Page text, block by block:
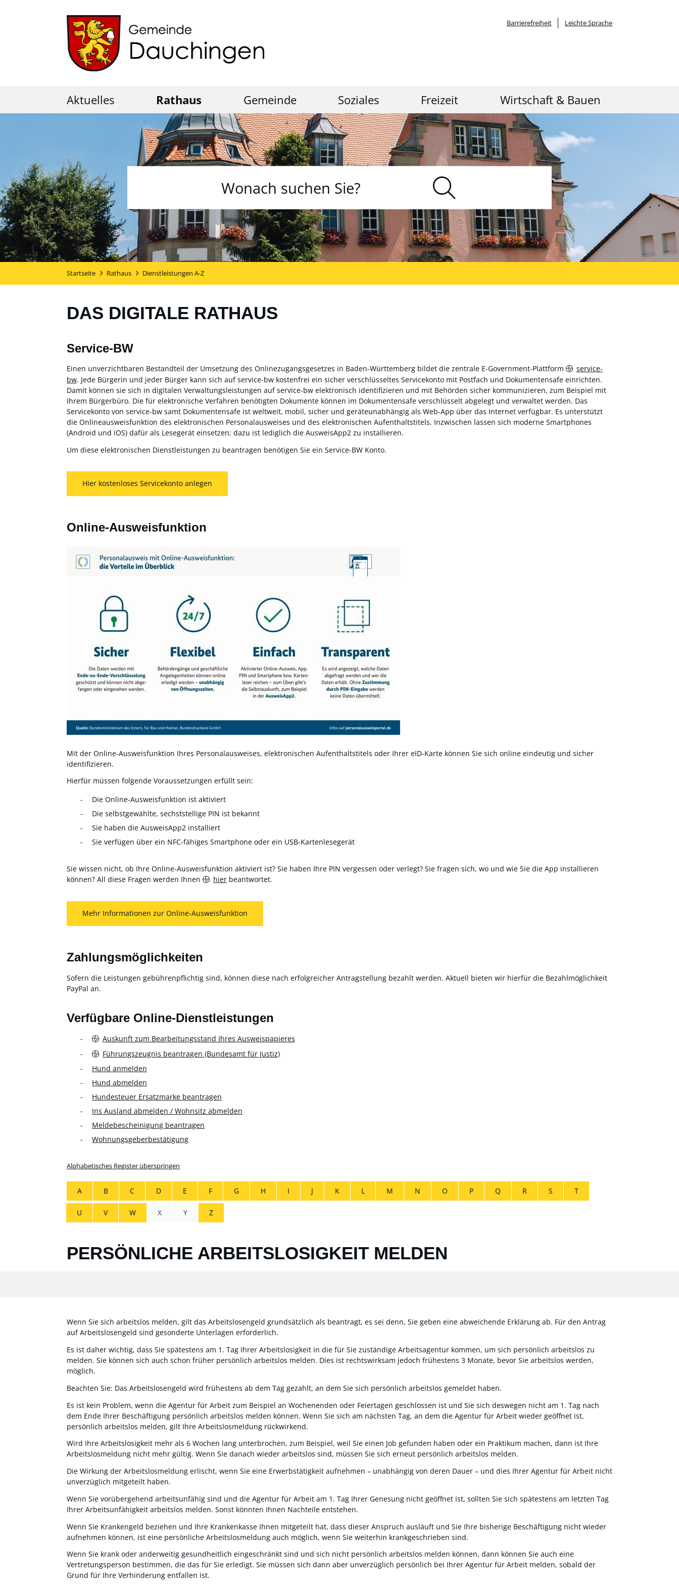
Barrierefreiheit Leichte Sprache
Aktuelles Rathaus Gemeinde Soziales Freizeit Wirtschaft & Bauen
Startseite Rathaus Dienstleistungen A-Z
DAS DIGITALE RATHAUS
Service-BW
Einen unverzichtbaren Bestandteil der Umsetzung des Onlinezugangsgesetzes in Baden-Württemberg bildet die zentrale E-Government-Plattform
service-
bw. Jede Bürgerin und jeder Bürger kann sich auf service-bw kostenfrei ein sicher verschlüsseltes Servicekonto mit Postfach und Dokumentensafe einrichten.
Damit können sie sich in digitalen Verwaltungsleistungen auf service-bw elektronisch identifizieren und mit Behörden sicher kommunizieren, zum Beispiel mit
Ihrem Bürgerbüro. Die für elektronische Verfahren benötigten Dokumente können im Dokumentensafe verschlüsselt abgelegt und verwaltet werden. Das
Servicekonto von service-bw samt Dokumentensafe ist weltweit, mobil, sicher und geräteunabhängig als Web-App über das Internet verfügbar. Es unterstützt
die Onlineausweisfunktion des elektronischen Personalausweises und des elektronischen Aufenthaltstitels. Inzwischen lassen sich moderne Smartphones
(Android und iOS) dafür als Lesegerät einsetzen; dazu ist lediglich die AusweisApp2 zu installieren.
Um diese elektronischen Dienstleistungen zu beantragen benötigen Sie ein Service-BW Konto.
Hier kostenloses Servicekonto anlegen
Online-Ausweisfunktion
Mit der Online-Ausweisfunktion Ihres Personalausweises, elektronischen Aufenthaltstitels oder Ihrer eID-Karte können Sie sich online eindeutig und sicher
identifizieren.
Hierfür müssen folgende Voraussetzungen erfüllt sein:
Die Online-Ausweisfunktion ist aktiviert
Die selbstgewählte, sechststellige PIN ist bekannt
Sie haben die AusweisApp2 installiert
Sie verfügen über ein NFC-fähiges Smartphone oder ein USB-Kartenlesegerät
Sie wissen nicht, ob Ihre Online-Ausweisfunktion aktiviert ist? Sie haben Ihre PIN vergessen oder verlegt? Sie fragen sich, wo und wie Sie die App installieren
können? All diese Fragen werden Ihnen
hier beantwortet.
Mehr Informationen zur Online-Ausweisfunktion
Zahlungsmöglichkeiten
Sofern die Leistungen gebührenpflichtig sind, können diese nach erfolgreicher Antragstellung bezahlt werden. Aktuell bieten wir hierfür die Bezahlmöglichkeit
PayPal an.
Verfügbare Online-Dienstleistungen
Auskunft zum Bearbeitungsstand Ihres Ausweispapieres
Führungszeugnis beantragen (Bundesamt für Justiz)
Hund anmelden
Hund abmelden
Hundesteuer Ersatzmarke beantragen
Ins Ausland abmelden / Wohnsitz abmelden
Meldebescheinigung beantragen
Wohnungsgeberbestätigung
Alphabetisches Register überspringen
A B C D E F G H I J K L M N O P Q R S T
U V W X Y Z
PERSÖNLICHE ARBEITSLOSIGKEIT MELDEN
Wenn Sie sich arbeitslos melden, gilt das Arbeitslosengeld grundsätzlich als beantragt, es sei denn, Sie geben eine abweichende Erklärung ab. Für den Antrag
auf Arbeitslosengeld sind gesonderte Unterlagen erforderlich.
Es ist daher wichtig, dass Sie spätestens am 1. Tag Ihrer Arbeitslosigkeit in die für Sie zuständige Arbeitsagentur kommen, um sich persönlich arbeitslos zu
melden. Sie können sich auch schon früher persönlich arbeitslos melden. Dies ist rechtswirksam jedoch frühestens 3 Monate, bevor Sie arbeitslos werden,
möglich.
Beachten Sie: Das Arbeitslosengeld wird frühestens ab dem Tag gezahlt, an dem Sie sich persönlich arbeitslos gemeldet haben.
Es ist kein Problem, wenn die Agentur für Arbeit zum Beispiel an Wochenenden oder Feiertagen geschlossen ist und Sie sich deswegen nicht am 1. Tag nach
dem Ende Ihrer Beschäftigung persönlich arbeitslos melden können. Wenn Sie sich am nächsten Tag, an dem die Agentur für Arbeit wieder geöffnet ist,
persönlich arbeitslos melden, gilt Ihre Arbeitslosmeldung rückwirkend.
Wird Ihre Arbeitslosigkeit mehr als 6 Wochen lang unterbrochen, zum Beispiel, weil Sie einen Job gefunden haben oder ein Praktikum machen, dann ist Ihre
Arbeitslosmeldung nicht mehr gültig. Wenn Sie danach wieder arbeitslos sind, müssen Sie sich erneut persönlich arbeitslos melden.
Die Wirkung der Arbeitslosmeldung erlischt, wenn Sie eine Erwerbstätigkeit aufnehmen – unabhängig von deren Dauer – und dies Ihrer Agentur für Arbeit nicht
unverzüglich mitgeteilt haben.
Wenn Sie vorübergehend arbeitsunfähig sind und die Agentur für Arbeit am 1. Tag Ihrer Genesung nicht geöffnet ist, sollten Sie sich spätestens am letzten Tag
Ihrer Arbeitsunfähigkeit arbeitslos melden. Sonst könnten Ihnen Nachteile entstehen.
Wenn Sie Krankengeld beziehen und Ihre Krankenkasse Ihnen mitgeteilt hat, dass dieser Anspruch ausläuft und Sie Ihre bisherige Beschäftigung nicht wieder
aufnehmen können, ist eine persönliche Arbeitslosmeldung auch möglich, wenn Sie weiterhin krankgeschrieben sind.
Wenn Sie krank oder anderweitig gesundheitlich eingeschränkt sind und sich nicht persönlich arbeitslos melden können, dann können Sie auch eine
Vertretungsperson bestimmen, die das für Sie erledigt. Sie müssen sich dann aber unverzüglich persönlich bei Ihrer Agentur für Arbeit melden, sobald der
Grund für Ihre Verhinderung entfallen ist.